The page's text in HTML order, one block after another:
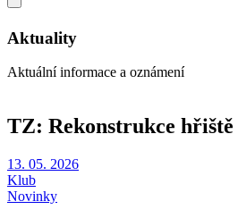
Aktuality
Aktuální informace a oznámení
TZ: Rekonstrukce hřiště
13. 05. 2026
Klub
Novinky